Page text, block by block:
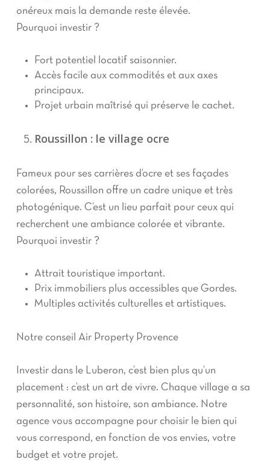
onéreux mais la demande reste élevée.
Pourquoi investir ?
Fort potentiel locatif saisonnier.
Accès facile aux commodités et aux axes
principaux.
Projet urbain maîtrisé qui préserve le cachet.
Roussillon : le village ocre
Fameux pour ses carrières d’ocre et ses façades
colorées, Roussillon offre un cadre unique et très
photogénique. C’est un lieu parfait pour ceux qui
recherchent une ambiance colorée et vibrante.
Pourquoi investir ?
Attrait touristique important.
Prix immobiliers plus accessibles que Gordes.
Multiples activités culturelles et artistiques.
Notre conseil Air Property Provence
Investir dans le Luberon, c’est bien plus qu’un
placement : c’est un art de vivre. Chaque village a sa
personnalité, son histoire, son ambiance. Notre
agence vous accompagne pour choisir le bien qui
vous correspond, en fonction de vos envies, votre
budget et votre projet.